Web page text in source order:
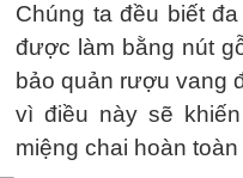
Chúng ta đều biết
được làm bằng nút
bảo quản rượu vang
vì điều này sẽ
miệng chai hoàn